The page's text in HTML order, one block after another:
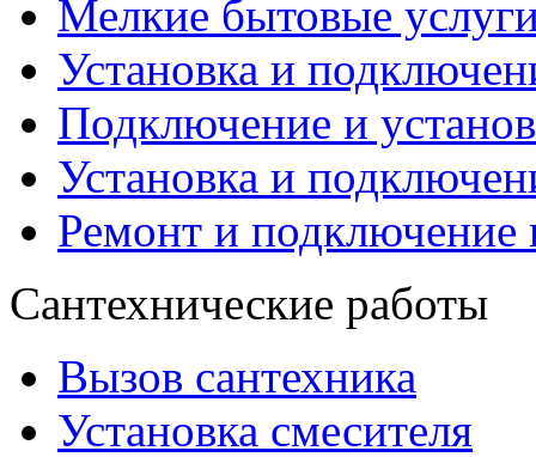
Мелкие бытовые
Установка и
Подключение и
Установка и
Ремонт и
Сантехнические работы
Вызов сантехника
Установка смесителя